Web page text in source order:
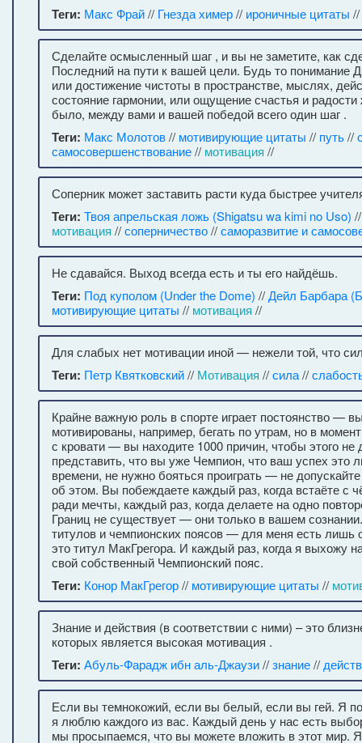
Теги: Макс Фрай// Гнезда химер// ироничные цитаты //
Сделайте осмысленный шаг , и вы не заметите, как
Последний на пути к вашей цели. Будь то понимание
или достижение чистоты в пространстве, мыслях,
состояние гармонии, или ощущение счастья и
было, между вами и вашей победой всего один шаг .
Теги: Макс Молотов// мотивирующие цитаты // путь//
самосовершенствование// мотивация //
Соперник может заставить расти куда быстрее
Теги: Твоя апрельская ложь (Shigatsu wa kimi no Uso)
мотивация //соперничество//саморазвитие и
Не сдавайся. Выход всегда есть и ты его найдёшь.
Теги: Под куполом (Under the Dome) //Дейл Барбара
мотивирующие цитаты // мотивация //
Для слабых нет мотивации иной — нежели той, что
Теги: Петр Квятковский// Мотивация //сила//
Крайне важную роль в спорте играет постоянство —
мотивированы, например, бегать по утрам, но в
с кровати — вы находите 1000 причин, чтобы этого
представить, что вы уже Чемпион, что ваш успех это
времени, не нужно бояться проиграть — не
об этом. Вы побеждаете каждый раз, когда встаёте с
ради мечты, каждый раз, когда делаете на одно
Границ не существует — они только в вашем
титулов и чемпионских поясов — для меня есть лишь
это титул МакГрегора. И каждый раз, когда я
свой собственный Чемпионский пояс.
Теги: Конор МакГрегор// мотивирующие цитаты //
Знание и действия (в соответствии с ними) – это
которых является высокая мотивация .
Теги: Абуль-Фарадж ибн аль-Джаузи//знание//
Если вы темнокожий, если вы белый, если вы гей. Я
я люблю каждого из вас. Каждый день у нас есть
мы просыпаемся, что вы можете вложить в этот мир.